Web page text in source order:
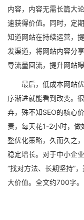
内容，内容无需长篇大
速获得价值。同时，定
知道网站在持续运营，
发渠道，将网站内容分
导流量回流，提升网站曝
最后，低成本网站
序渐进就能看到改变。
弃，殊不知SEO的核心
责，每天花1-2小时，做
整优化策略，久而久之
稳定增长。对于中小企
“找对方法、长期坚持”
大价值。全文约700字。